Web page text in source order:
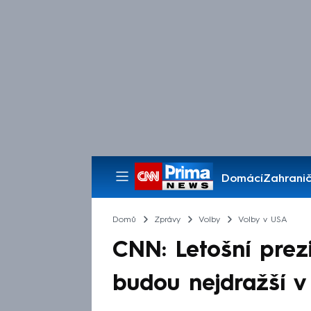
Domácí
Pořady
Domů Zprávy Volby Volby v USA
CNN: Letošní
budou nejdražší